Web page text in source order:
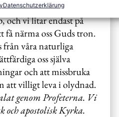
Datenschutzerklärung
till att omvändelse
och vi litar endast på
få närma oss Guds tron.
från våra naturliga
oss själva
och att missbruka
att villigt leva i olydnad.
genom Profeterna. Vi
och apostolisk Kyrka.